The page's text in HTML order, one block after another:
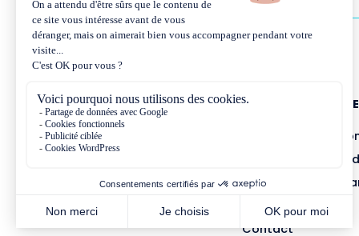
NOUS CONNAÎTRE
Présentation et
Missions et
Équipe et
Partenariats
Contact